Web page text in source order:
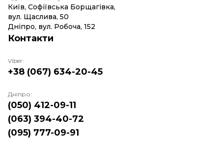
Київ, Софіївська Борщагівка,
вул. Щаслива, 50
Дніпро, вул. Робоча, 152
Контакти
Viber:
+38 (067) 634-20-45
Дніпро:
(050) 412-09-11
(063) 394-40-72
(095) 777-09-91